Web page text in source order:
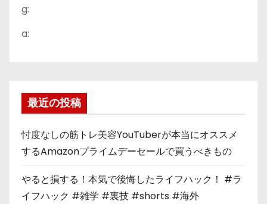
g:
a:
最近の投稿
忖度なしの筋トレ美容YouTuberが本当にオススメ
するAmazonプライムデーセールで買うべきもの
やると損する！本気で後悔したライフハック！ #ラ
イフハック #雑学 #裏技 #shorts #海外